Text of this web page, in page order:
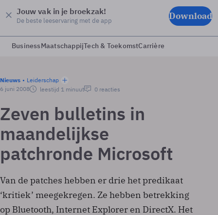
Jouw vak in je broekzak!
De beste leeservaring met de app Download
BusinessMaatschappijTech & ToekomstCarrière
Nieuws
Leiderschap
6 juni 2008
leestijd 1 minuut 0 reacties
Zeven bulletins in
maandelijkse
patchronde Microsoft
Van de patches hebben er drie het predikaat
‘kritiek’ meegekregen. Ze hebben betrekking
op Bluetooth, Internet Explorer en DirectX. Het